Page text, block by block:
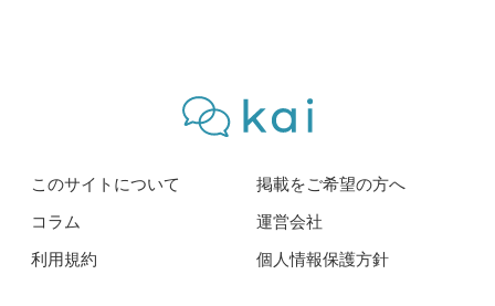
このサイトについて
掲載をご希望の方へ
コラム
運営会社
利用規約
個人情報保護方針